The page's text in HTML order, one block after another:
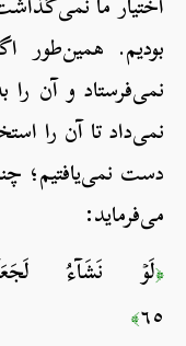
بودیم. همین‌طور
نمی‌فرستاد و آن
نمی‌داد تا آن را
دست نمی‌یافتیم؛
می‌فرماید:
﴿لَوۡ نَشَآءُ
٦٥﴾